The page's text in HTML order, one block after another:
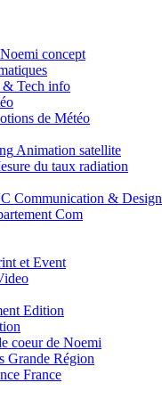
concept
& Tech info
de Météo
Animation satellite
du taux radiation
Communication & Design
Com
et Event
Edition
coeur de Noemi
Grande Région
France